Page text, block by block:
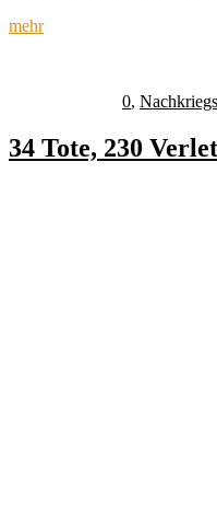
mehr
0,
34 Tote, 230